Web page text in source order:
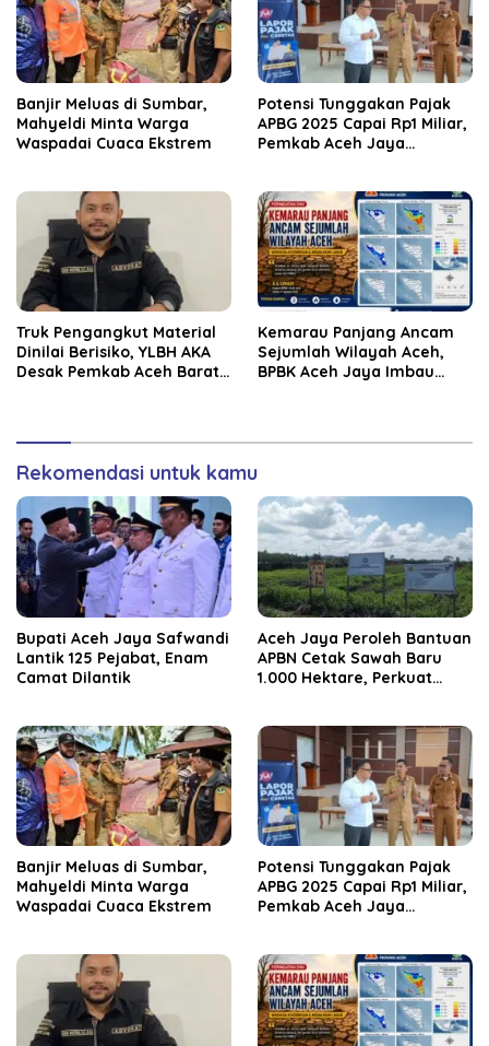
Banjir Meluas di Sumbar,
Mahyeldi Minta Warga
Waspadai Cuaca Ekstrem
Potensi Tunggakan Pajak
APBG 2025 Capai Rp1 Miliar,
Pemkab Aceh Jaya
Truk Pengangkut Material
Dinilai Berisiko, YLBH AKA
Desak Pemkab Aceh Barat
Kemarau Panjang Ancam
Sejumlah Wilayah Aceh,
BPBK Aceh Jaya Imbau
Rekomendasi untuk kamu
Bupati Aceh Jaya Safwandi
Lantik 125 Pejabat, Enam
Camat Dilantik
Aceh Jaya Peroleh Bantuan
APBN Cetak Sawah Baru
1.000 Hektare, Perkuat
Banjir Meluas di Sumbar,
Mahyeldi Minta Warga
Waspadai Cuaca Ekstrem
Potensi Tunggakan Pajak
APBG 2025 Capai Rp1 Miliar,
Pemkab Aceh Jaya